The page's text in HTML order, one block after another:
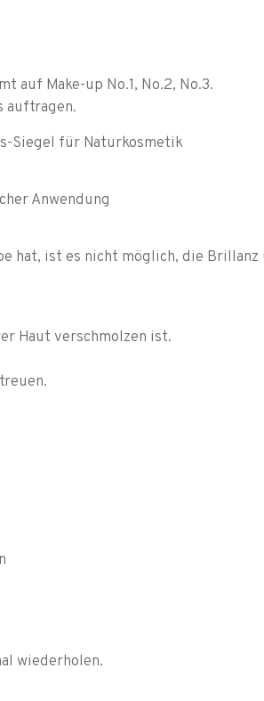
auf Make-up No.1, No.2, No.3.
auftragen.
Siegel für Naturkosmetik
Anwendung
hat, ist es nicht möglich, die
Haut verschmolzen ist.
wiederholen.